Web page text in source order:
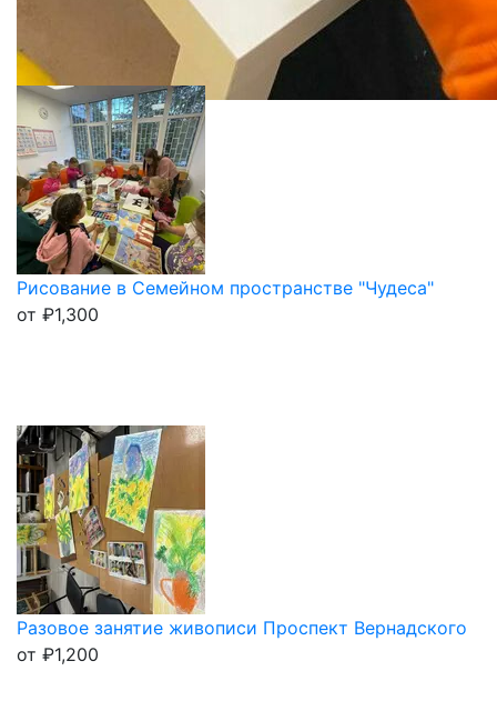
Рисование в Семейном пространстве "Чудеса"
от ₽1,300
Разовое занятие живописи Проспект Вернадского
от ₽1,200